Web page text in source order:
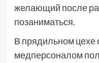
желающий после
позаниматься.
В прядильном цехе
медперсоналом